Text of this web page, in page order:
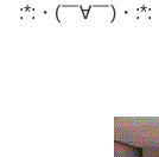
:*:・(￣∀￣)・:*: